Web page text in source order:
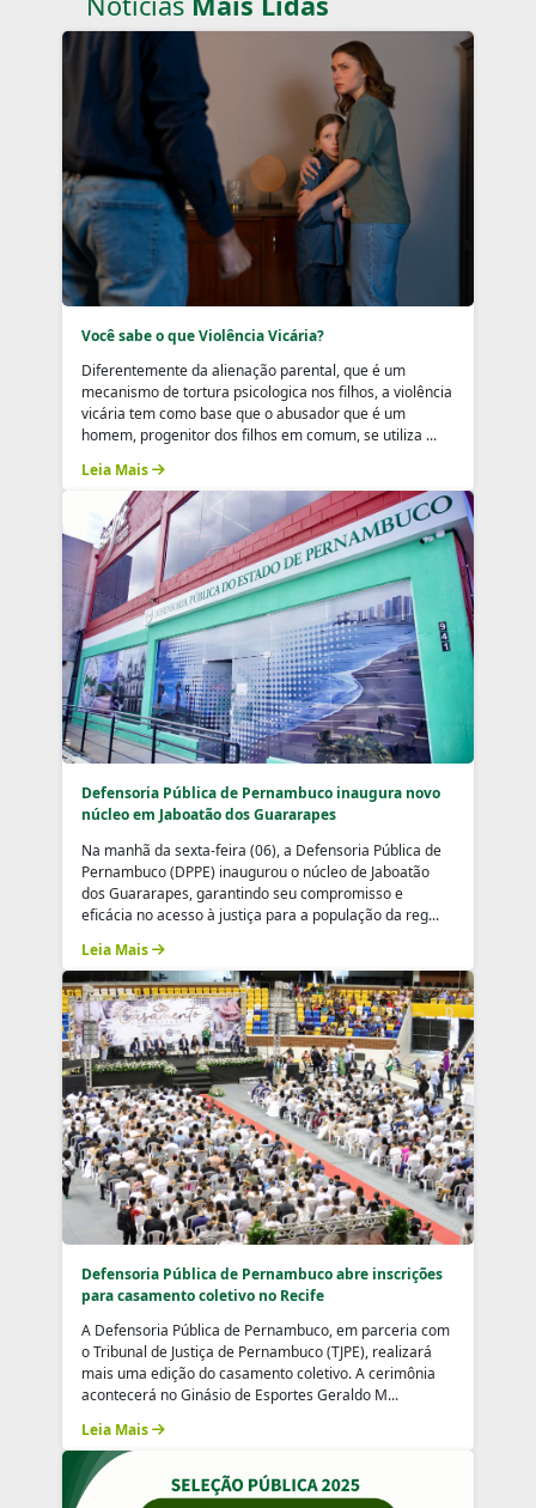
Você sabe o que Violência Vicária?
Diferentemente da alienação parental, que é um
mecanismo de tortura psicologica nos filhos, a violência
vicária tem como base que o abusador que é um
homem, progenitor dos filhos em comum, se utiliza ...
Leia Mais
Defensoria Pública de Pernambuco inaugura novo
núcleo em Jaboatão dos Guararapes
Na manhã da sexta-feira (06), a Defensoria Pública de
Pernambuco (DPPE) inaugurou o núcleo de Jaboatão
dos Guararapes, garantindo seu compromisso e
eficácia no acesso à justiça para a população da reg...
Leia Mais
Defensoria Pública de Pernambuco abre inscrições
para casamento coletivo no Recife
A Defensoria Pública de Pernambuco, em parceria com
o Tribunal de Justiça de Pernambuco (TJPE), realizará
mais uma edição do casamento coletivo. A cerimônia
acontecerá no Ginásio de Esportes Geraldo M...
Leia Mais